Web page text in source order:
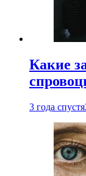
Какие
3 года спустя